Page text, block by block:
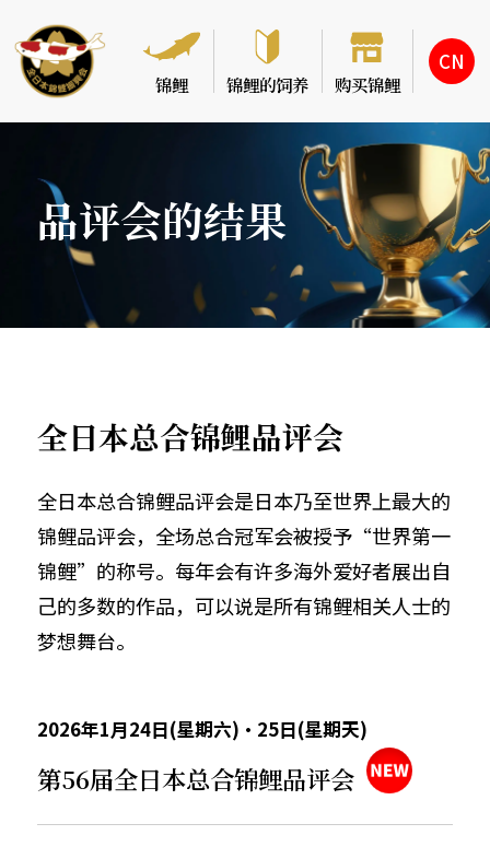
锦鲤 锦鲤的饲养 购买锦鲤
CN
品评会的结果
全日本总合锦鲤品评会
全日本总合锦鲤品评会是日本乃至世界上最大的
锦鲤品评会，全场总合冠军会被授予“世界第一
锦鲤”的称号。每年会有许多海外爱好者展出自
己的多数的作品，可以说是所有锦鲤相关人士的
梦想舞台。
2026年1月24日(星期六)・25日(星期天)
第56届全日本总合锦鲤品评会